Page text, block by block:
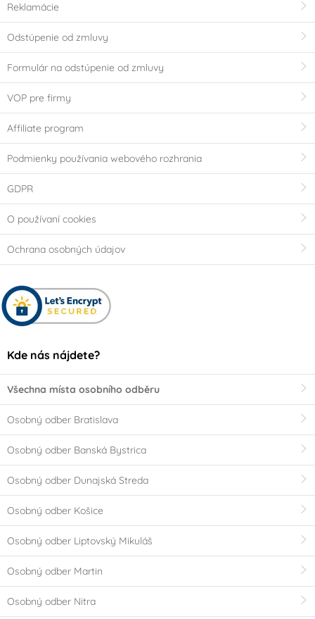
Reklamácie
Odstúpenie od zmluvy
Formulár na odstúpenie od zmluvy
VOP pre firmy
Affiliate program
Podmienky používania webového rozhrania
GDPR
O používaní cookies
Ochrana osobných údajov
Kde nás nájdete?
Všechna místa osobního odběru
Osobný odber Bratislava
Osobný odber Banská Bystrica
Osobný odber Dunajská Streda
Osobný odber Košice
Osobný odber Liptovský Mikuláš
Osobný odber Martin
Osobný odber Nitra